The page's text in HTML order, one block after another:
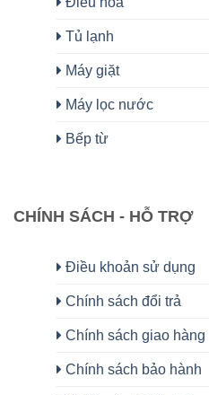
Tủ lạnh
Máy giặt
Máy lọc nước
Bếp từ
CHÍNH SÁCH - HỖ TRỢ
Điều khoản sử dụng
Chính sách đổi trả
Chính sách giao hàng
Chính sách bảo hành